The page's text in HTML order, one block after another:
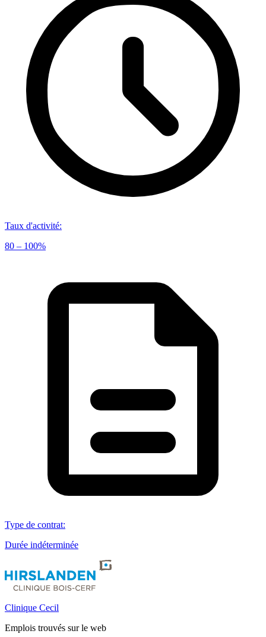
Taux d'activité:
80 – 100%
Type de contrat:
Durée indéterminée
Clinique Cecil
Emplois trouvés sur le web